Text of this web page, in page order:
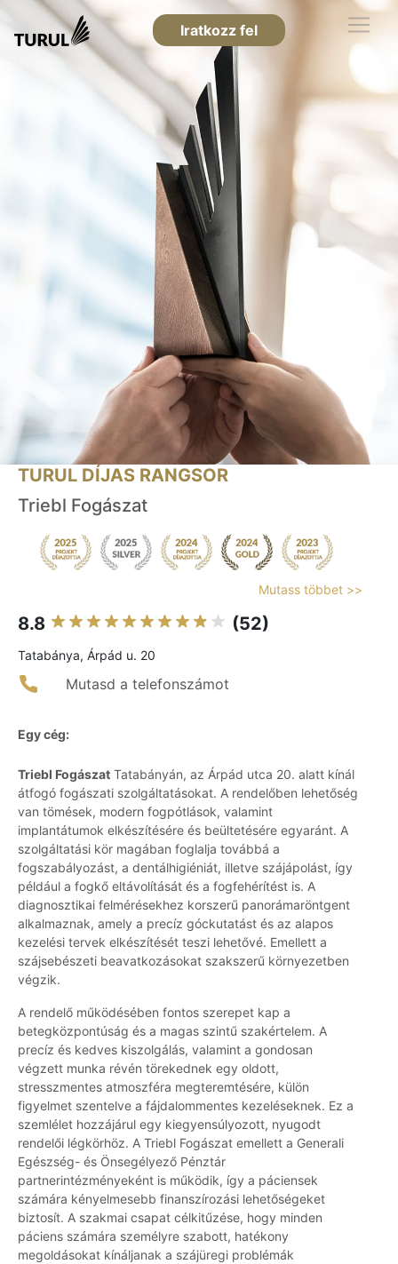
Iratkozz fel
TURUL DÍJAS RANGSOR
Triebl Fogászat
Mutass többet >>
8.8 (52)
Tatabánya, Árpád u. 20
Mutasd a telefonszámot
Egy cég:
Triebl Fogászat Tatabányán, az Árpád utca 20. alatt kínál
átfogó fogászati szolgáltatásokat. A rendelőben lehetőség
van tömések, modern fogpótlások, valamint
implantátumok elkészítésére és beültetésére egyaránt. A
szolgáltatási kör magában foglalja továbbá a
fogszabályozást, a dentálhigiéniát, illetve szájápolást, így
például a fogkő eltávolítását és a fogfehérítést is. A
diagnosztikai felmérésekhez korszerű panorámaröntgent
alkalmaznak, amely a precíz góckutatást és az alapos
kezelési tervek elkészítését teszi lehetővé. Emellett a
szájsebészeti beavatkozásokat szakszerű környezetben
végzik.
A rendelő működésében fontos szerepet kap a
betegközpontúság és a magas szintű szakértelem. A
precíz és kedves kiszolgálás, valamint a gondosan
végzett munka révén törekednek egy oldott,
stresszmentes atmoszféra megteremtésére, külön
figyelmet szentelve a fájdalommentes kezeléseknek. Ez a
szemlélet hozzájárul egy kiegyensúlyozott, nyugodt
rendelői légkörhöz. A Triebl Fogászat emellett a Generali
Egészség- és Önsegélyező Pénztár
partnerintézményeként is működik, így a páciensek
számára kényelmesebb finanszírozási lehetőségeket
biztosít. A szakmai csapat célkitűzése, hogy minden
páciens számára személyre szabott, hatékony
megoldásokat kínáljanak a szájüregi problémák